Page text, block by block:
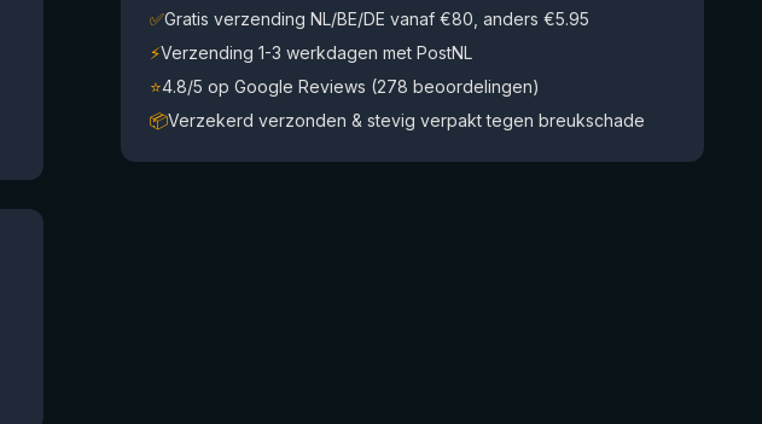
✅Gratis verzending NL/BE/DE vanaf €80, anders €5.95
⚡Verzending 1-3 werkdagen met PostNL
⭐4.8/5 op Google Reviews (278 beoordelingen)
📦Verzekerd verzonden & stevig verpakt tegen breukschade